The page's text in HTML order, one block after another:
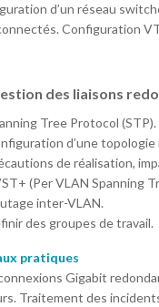
d’un réseau
Configuration
des liaisons
Tree Protocol (STP).
d’une
de réalisation,
(Per VLAN Spanning
inter-VLAN.
des groupes de travail.
pratiques
Gigabit
Traitement des